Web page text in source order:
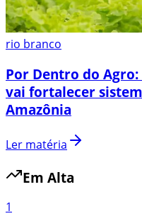
rio branco
Por Dentro do
vai fortalecer
Amazônia
Ler matéria
Em Alta
1